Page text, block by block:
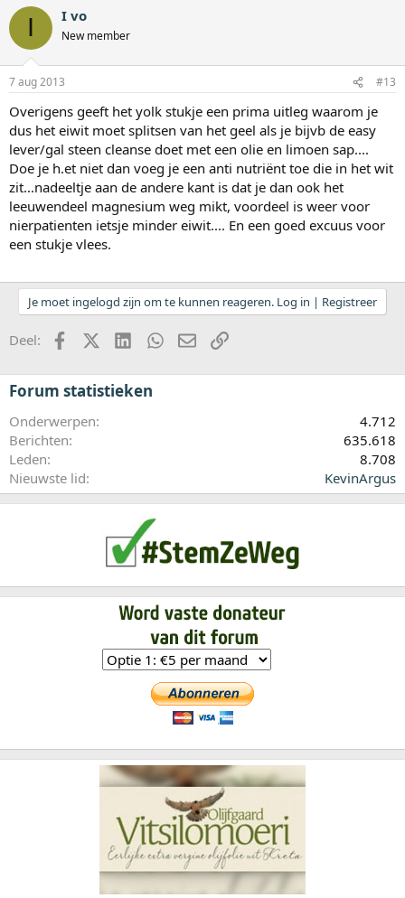
I I vo
New member
7 aug 2013 #13
Overigens geeft het yolk stukje een prima uitleg waarom je
dus het eiwit moet splitsen van het geel als je bijvb de easy
lever/gal steen cleanse doet met een olie en limoen sap....
Doe je h.et niet dan voeg je een anti nutriënt toe die in het wit
zit...nadeeltje aan de andere kant is dat je dan ook het
leeuwendeel magnesium weg mikt, voordeel is weer voor
nierpatienten ietsje minder eiwit.... En een goed excuus voor
een stukje vlees.
Je moet ingelogd zijn om te kunnen reageren. Log in | Registreer
Deel: FacebookX (Twitter)LinkedInWhatsApp
E-mailkoppeling
Forum statistieken
Onderwerpen
4.712
Berichten
635.618
Leden
8.708
Nieuwste lid
KevinArgus